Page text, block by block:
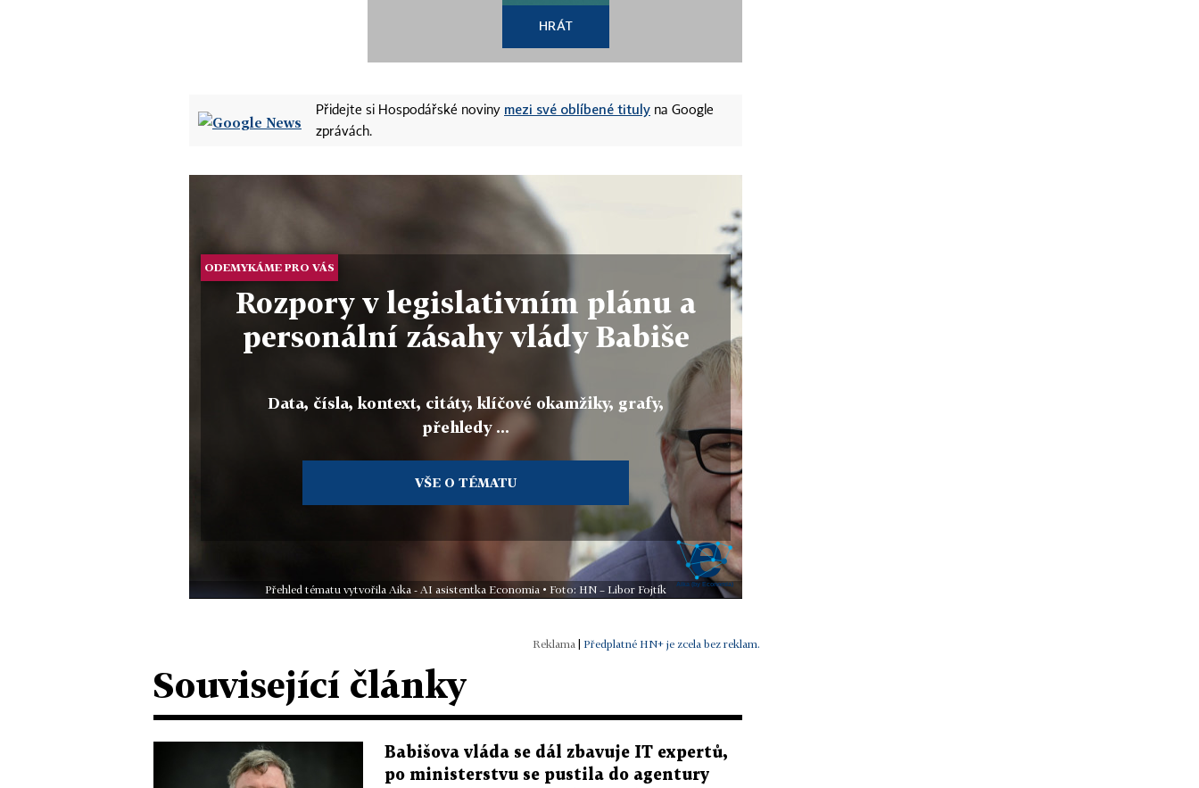
HRÁT
Přidejte si Hospodářské noviny mezi své oblíbené tituly na Google
zprávách.
ODEMYKÁME PRO VÁS
Rozpory v legislativním plánu a
personální zásahy vlády Babiše
Data, čísla, kontext, citáty, klíčové okamžiky, grafy,
přehledy ...
VŠE O TÉMATU
Přehled tématu vytvořila Aika - AI asistentka Economia • Foto: HN – Libor Fojtík
Předplatné HN+ je zcela bez reklam.
Související články
Babišova vláda se dál zbavuje IT expertů,
po ministerstvu se pustila do agentury